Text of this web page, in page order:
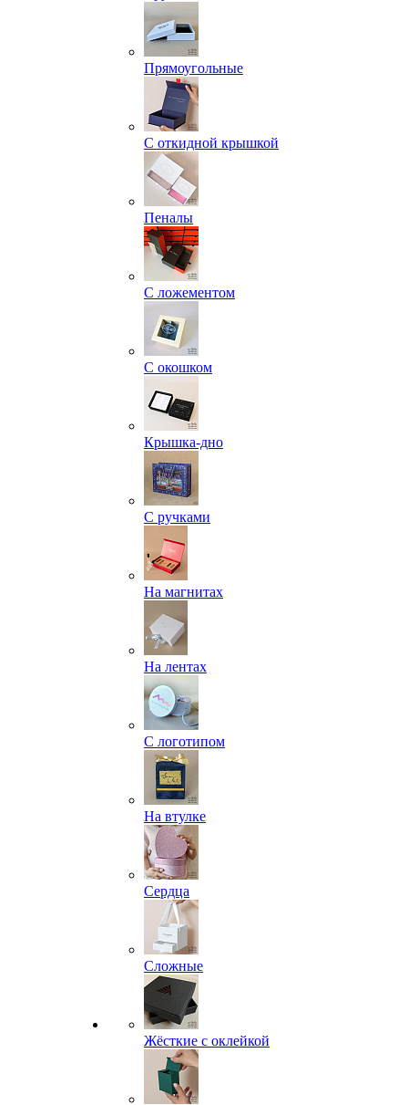
Прямоугольные
С откидной крышкой
Пеналы
С ложементом
С окошком
Крышка-дно
С ручками
На магнитах
На лентах
С логотипом
На втулке
Сердца
Сложные
Жёсткие с оклейкой